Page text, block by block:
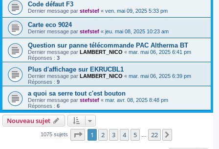
Code défaut F3
Dernier message par stefstef « ven. mai 09, 2025 5:33 pm
Carte eco 9024
Dernier message par stefstef « jeu. mai 08, 2025 10:23 am
Question sur panne télécommande PAC Altherma BT
Dernier message par LAMBERT_NICO « mar. mai 06, 2025 6:41 pm
Réponses : 3
Plus d'affichage sur EKRUCBL1
Dernier message par LAMBERT_NICO « mar. mai 06, 2025 6:39 pm
Réponses : 9
a quoi sa serre tout c'est bouton
Dernier message par stefstef « mar. avr. 08, 2025 8:48 pm
Réponses : 6
Nouveau sujet
1075 sujets Page 1sur22
1 2 3 4 5 … 22